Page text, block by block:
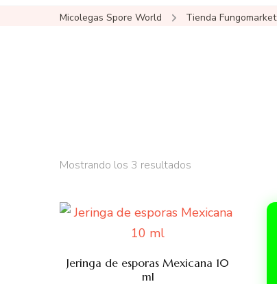
Micolegas Spore World Tienda Fungomarket
Mostrando los 3 resultados
alto
Jeringa de esporas Mexicana 10
ml